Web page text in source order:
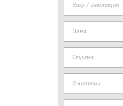
Узор / имитация
Цена
Страна
В наличии